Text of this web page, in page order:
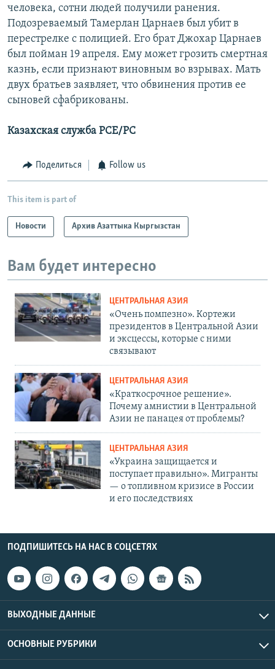
человека, сотни людей получили ранения.
Подозреваемый Тамерлан Царнаев был убит в
перестрелке с полицией. Его брат Джохар Царнаев
был пойман 19 апреля. Ему может грозить смертная
казнь, если признают виновным во взрывах. Мать
двух братьев заявляет, что обвинения против ее
сыновей сфабрикованы.
Казахская служба РСЕ/РС
Поделиться Follow us
This item is part of
Новости Архив Азаттыка Кыргызстан
Вам будет интересно
ЦЕНТРАЛЬНАЯ АЗИЯ
«Очень помпезно». Кортежи
президентов в Центральной Азии
и эксцессы, которые с ними
связывают
ЦЕНТРАЛЬНАЯ АЗИЯ
«Краткосрочное решение».
Почему амнистии в Центральной
Азии не панацея от проблемы?
ЦЕНТРАЛЬНАЯ АЗИЯ
«Украина защищается и
поступает правильно». Мигранты
— о топливном кризисе в России
и его последствиях
ПОДПИШИТЕСЬ НА НАС В СОЦСЕТЯХ
ВЫХОДНЫЕ ДАННЫЕ
ОСНОВНЫЕ РУБРИКИ